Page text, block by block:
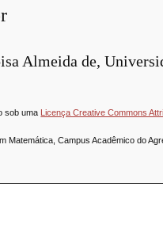
Almeida de,
sob uma Licença Creative Commons